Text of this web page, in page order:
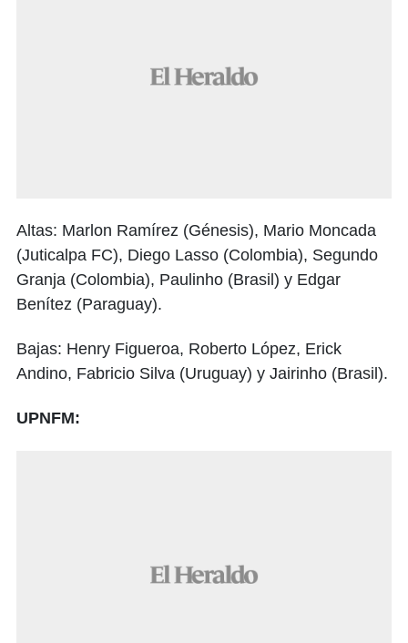
Altas: Marlon Ramírez (Génesis), Mario Moncada
(Juticalpa FC), Diego Lasso (Colombia), Segundo
Granja (Colombia), Paulinho (Brasil) y Edgar
Benítez (Paraguay).
Bajas: Henry Figueroa, Roberto López, Erick
Andino, Fabricio Silva (Uruguay) y Jairinho (Brasil).
UPNFM: